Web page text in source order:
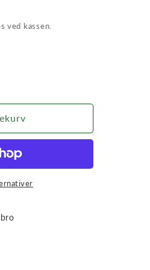
ved kassen.
1,3